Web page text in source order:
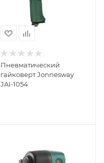
Пневматический
гайковерт Jonnesway
JAI-1054